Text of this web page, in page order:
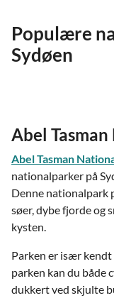
Populære
Sydøen
Abel
Abel Tasman
nationalparker på
Denne nationalpark
søer, dybe fjorde og
kysten.
Parken er især
parken kan du både
dukkert ved skjulte